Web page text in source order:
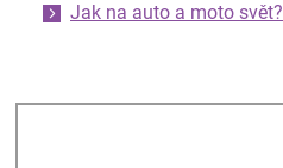
Jak na auto a moto svět?